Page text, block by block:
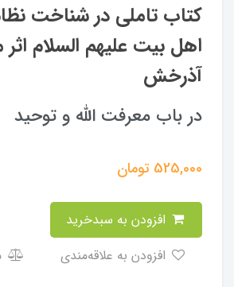
کتاب تاملی در شناخت
اهل بیت علیهم السلام
آذرخش
در باب معرفت الله و توحید
525,000 تومان